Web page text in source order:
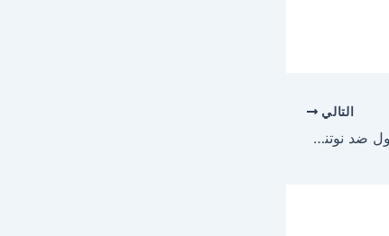
التالي
ملخص ونتيجة مباراة ليفربول ضد نوتنجهام فورست اليوم في الدوري الإنجليزي